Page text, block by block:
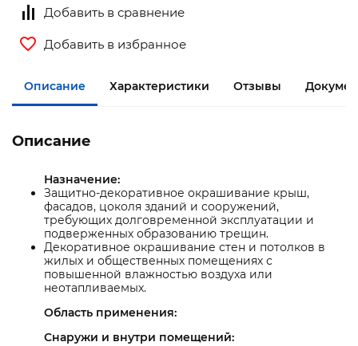
Добавить в сравнение
Добавить в избранное
Описание Характеристики Отзывы
Описание
Назначение:
Защитно-декоративное окрашивание крыш,
фасадов, цоколя зданий и сооружений,
требующих долговременной эксплуатации и
подверженных образованию трещин.
Декоративное окрашивание стен и потолков в
жилых и общественных помещениях с
повышенной влажностью воздуха или
неотапливаемых.
Область применения:
Снаружи и внутри помещений: